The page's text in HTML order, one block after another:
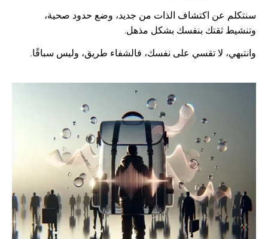
سنتكلم عن اكتشاف الذات من جديد، وضع حدود صحية،
وتنشيط ثقتك بنفسك بشكل مذهل.
وانتبهي، لا تقسي على نفسك، فالشفاء طريق، وليس سباقًا.